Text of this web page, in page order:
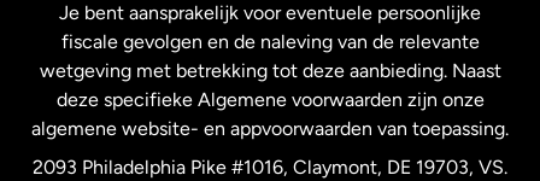
Spanje
Verenigd Koninkrijk
Verenigde Staten English
Je bent aansprakelijk voor eventuele persoonlijke
fiscale gevolgen en de naleving van de relevante
wetgeving met betrekking tot deze aanbieding. Naast
deze specifieke Algemene voorwaarden zijn onze
algemene website- en appvoorwaarden van toepassing.
2093 Philadelphia Pike #1016, Claymont, DE 19703, VS.